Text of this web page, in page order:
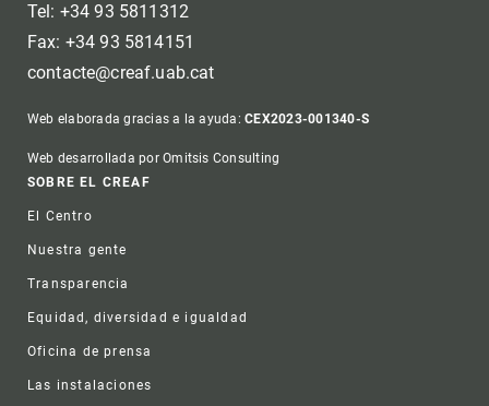
Tel: +34 93 5811312
Fax: +34 93 5814151
contacte@creaf.uab.cat
Web elaborada gracias a la ayuda:CEX2023-001340-S
Web desarrollada por Omitsis Consulting
Footer
SOBRE EL CREAF
El Centro
Nuestra gente
Transparencia
Equidad, diversidad e igualdad
Oficina de prensa
Las instalaciones